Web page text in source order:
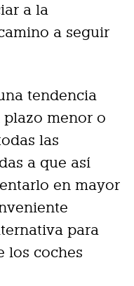
a la
a seguir
tendencia
plazo menor o
las
a que así
en mayor
para
los coches